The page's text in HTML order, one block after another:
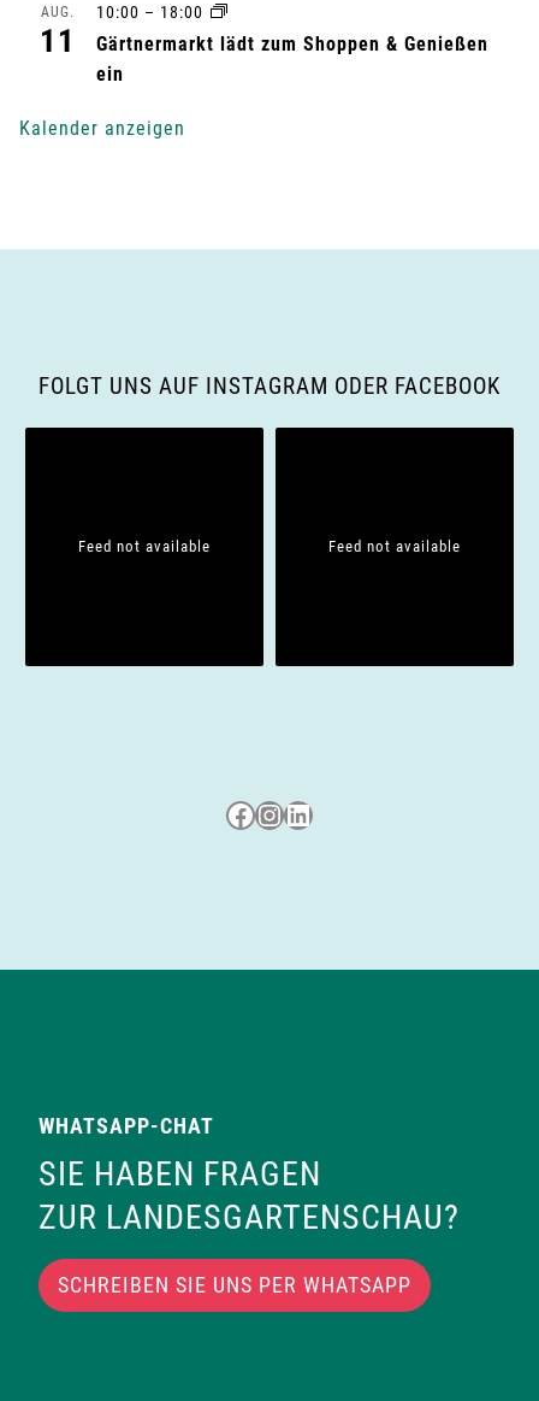
N
v
AUG.
11
10:00 – 18:00
Gärtnermarkt lädt zum Shoppen & Genießen
ein
Kalender anzeigen
FOLGT UNS AUF INSTAGRAM ODER FACEBOOK
Feed not available Feed not available
Besuche uns auf Facebook
Besuche uns auf Instagram
LinkedIn
WHATSAPP-CHAT
SIE HABEN FRAGEN
ZUR LANDESGARTENSCHAU?
SCHREIBEN SIE UNS PER WHATSAPP